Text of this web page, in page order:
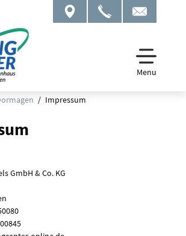
Menu
Impressum
GmbH & Co. KG